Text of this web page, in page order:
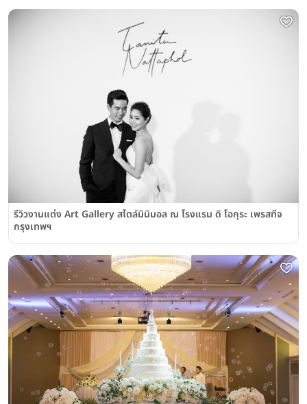
รีวิวงานแต่ง Art Gallery สไตล์มินิมอล ณ โรงแรม ดิ โอกุระ เพรสทีจ
กรุงเทพฯ